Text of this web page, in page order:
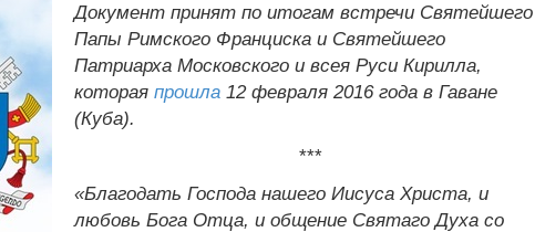
Документ принят по итогам встречи Святейшего
Папы Римского Франциска и Святейшего
Патриарха Московского и всея Руси Кирилла,
которая прошла 12 февраля 2016 года в Гаване
(Куба).
***
«Благодать Господа нашего Иисуса Христа, и
любовь Бога Отца, и общение Святаго Духа со